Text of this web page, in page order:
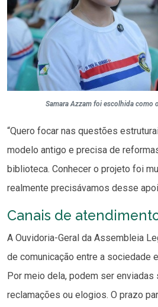
Samara Azzam foi escolhida como
“Quero focar nas questões
modelo antigo e precisa de
biblioteca. Conhecer o projeto foi
realmente precisávamos desse
Canais de
A Ouvidoria-Geral da Assembleia
de comunicação entre a sociedade
Por meio dela, podem ser enviadas
reclamações ou elogios. O prazo